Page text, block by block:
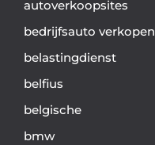
autoverkoopsites
bedrijfsauto verkopen
belastingdienst
belfius
belgische
bmw